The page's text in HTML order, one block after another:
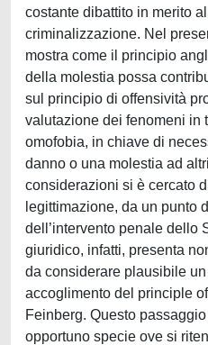
costante dibattito in merito
criminalizzazione. Nel
mostra come il principio
della molestia possa
sul principio di offensività
valutazione dei fenomeni in
omofobia, in chiave di
danno o una molestia ad
considerazioni si è cercato
legittimazione, da un punto
dell’intervento penale dello
giuridico, infatti, presenta
da considerare plausibile
accoglimento del principle
Feinberg. Questo
opportuno specie ove si